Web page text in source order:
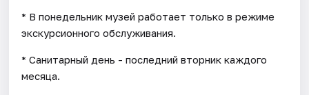
* В понедельник музей работает только в режиме
экскурсионного обслуживания.
* Санитарный день - последний вторник каждого
месяца.